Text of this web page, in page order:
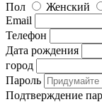
Пол
Женский
Email
Телефон
Дата рождения
город
Пароль
Подтверждение